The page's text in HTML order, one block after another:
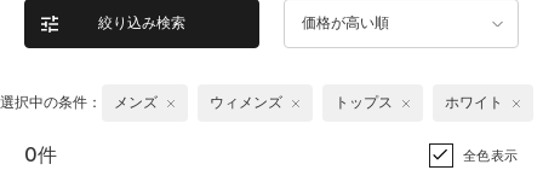
絞り込み検索 価格が高い順
選択中の条件： メンズ ウィメンズ トップス ホワイト
0件 全色表示